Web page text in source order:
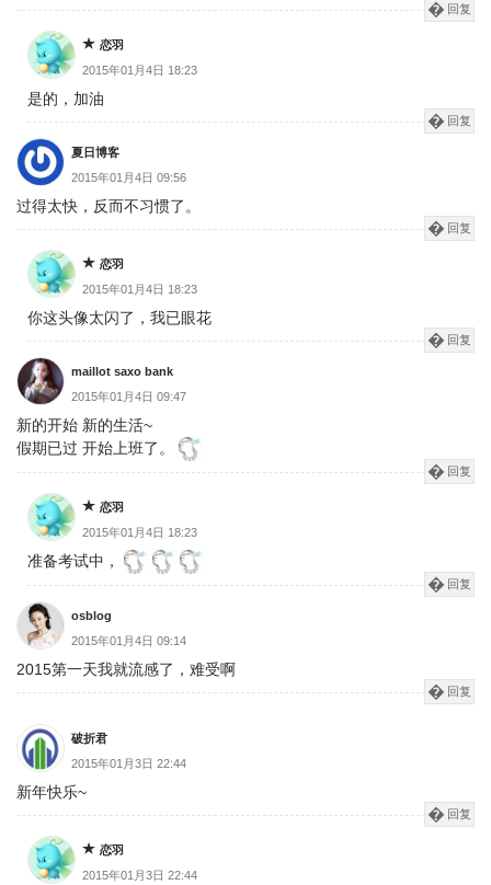
回复
恋羽
2015年01月4日 18:23
是的，加油
回复
夏日博客
2015年01月4日 09:56
过得太快，反而不习惯了。
回复
恋羽
2015年01月4日 18:23
你这头像太闪了，我已眼花
回复
maillot saxo bank
2015年01月4日 09:47
新的开始 新的生活~
假期已过 开始上班了。
回复
恋羽
2015年01月4日 18:23
准备考试中，
回复
osblog
2015年01月4日 09:14
2015第一天我就流感了，难受啊
回复
破折君
2015年01月3日 22:44
新年快乐~
回复
恋羽
2015年01月3日 22:44